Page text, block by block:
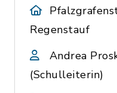
Regenstauf
Andrea
(Schulleiterin)